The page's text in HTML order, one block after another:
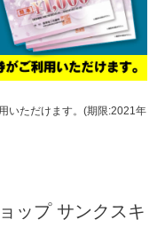
いただけます。(期限:2021年
ップ サンクスキ